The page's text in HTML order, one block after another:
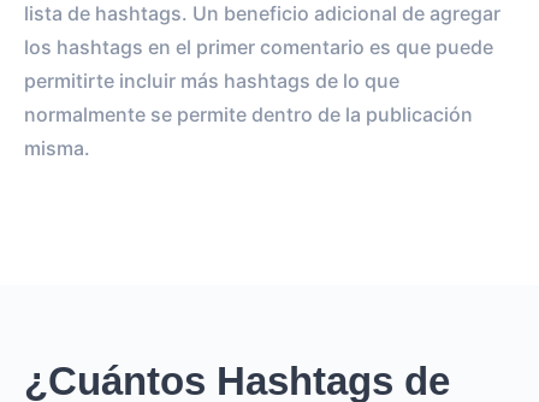
lista de hashtags. Un beneficio adicional de agregar
los hashtags en el primer comentario es que puede
permitirte incluir más hashtags de lo que
normalmente se permite dentro de la publicación
misma.
¿Cuántos Hashtags de